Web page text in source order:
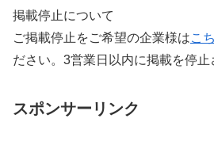
掲載停止について
ご掲載停止をご希望の企業様はこ
ださい。3営業日以内に掲載を停止
スポンサーリンク